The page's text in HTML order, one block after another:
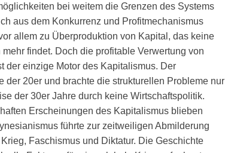
bei weitem die Grenzen des Systems
aus dem Konkurrenz und Profitmechanismus
allem zu Überproduktion von Kapital, das keine
findet. Doch die profitable Verwertung von
der einzige Motor des Kapitalismus. Der
20er und brachte die strukturellen Probleme nur
der 30er Jahre durch keine Wirtschaftspolitik.
Erscheinungen des Kapitalismus blieben
führte zur zeitweiligen Abmilderung
Faschismus und Diktatur. Die Geschichte